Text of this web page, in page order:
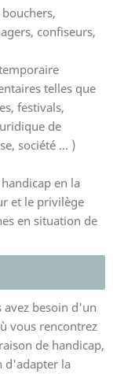
confiseurs,
telles que
festivals,
de
société ... )
en la
et le privilège
en situation de
besoin d'un
vous rencontrez
de handicap,
d'adapter la